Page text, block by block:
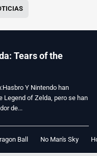
Tears of the
Y Nintendo han
of Zelda, pero se han
de...
Ball No Man's Sky